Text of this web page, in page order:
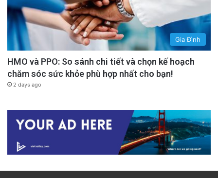
Gia Đình
HMO và PPO: So sánh chi tiết và chọn kế hoạch
chăm sóc sức khỏe phù hợp nhất cho bạn!
2 days ago